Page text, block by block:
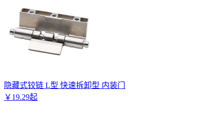
隐藏式铰链 L型 快速拆卸型 内装门
￥ 19.29起